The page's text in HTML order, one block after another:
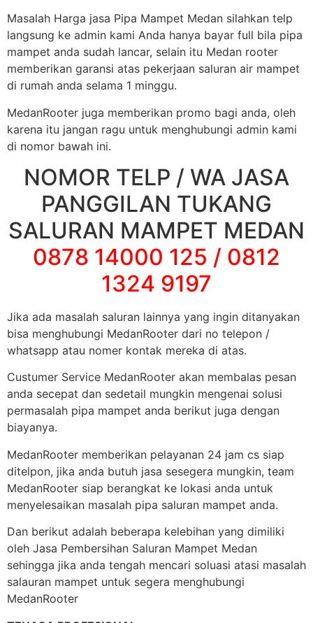
Masalah Harga jasa Pipa Mampet Medan silahkan telp
langsung ke admin kami Anda hanya bayar full bila pipa
mampet anda sudah lancar, selain itu Medan rooter
memberikan garansi atas pekerjaan saluran air mampet
di rumah anda selama 1 minggu.
MedanRooter juga memberikan promo bagi anda, oleh
karena itu jangan ragu untuk menghubungi admin kami
di nomor bawah ini.
NOMOR TELP / WA JASA
PANGGILAN TUKANG
SALURAN MAMPET MEDAN
0878 14000 125 / 0812
1324 9197
Jika ada masalah saluran lainnya yang ingin ditanyakan
bisa menghubungi MedanRooter dari no telepon /
whatsapp atau nomer kontak mereka di atas.
Custumer Service MedanRooter akan membalas pesan
anda secepat dan sedetail mungkin mengenai solusi
permasalah pipa mampet anda berikut juga dengan
biayanya.
MedanRooter memberikan pelayanan 24 jam cs siap
ditelpon, jika anda butuh jasa sesegera mungkin, team
MedanRooter siap berangkat ke lokasi anda untuk
menyelesaikan masalah pipa saluran mampet anda.
Dan berikut adalah beberapa kelebihan yang dimiliki
oleh Jasa Pembersihan Saluran Mampet Medan
sehingga jika anda tengah mencari soluasi atasi masalah
salauran mampet untuk segera menghubungi
MedanRooter